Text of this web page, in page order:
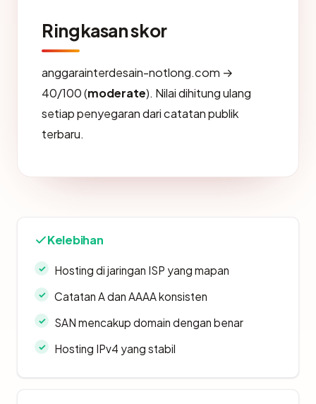
Ringkasan skor
anggarainterdesain-notlong.com →
40/100 (moderate). Nilai dihitung ulang
setiap penyegaran dari catatan publik
terbaru.
Kelebihan
Hosting di jaringan ISP yang mapan
Catatan A dan AAAA konsisten
SAN mencakup domain dengan benar
Hosting IPv4 yang stabil